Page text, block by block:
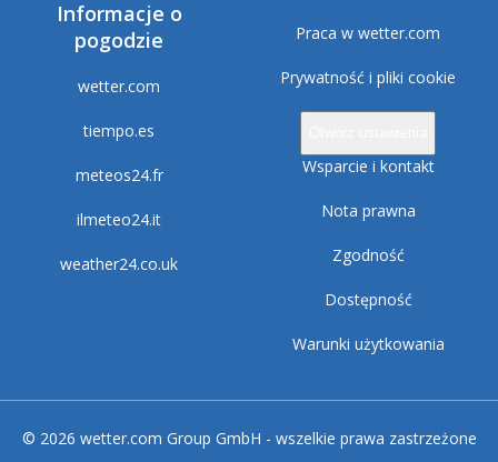
Informacje o
pogodzie
wetter.com
tiempo.es
meteos24.fr
ilmeteo24.it
weather24.co.uk
Praca w wetter.com
Prywatność i pliki cookie
Wsparcie i kontakt
Nota prawna
Zgodność
Dostępność
Warunki użytkowania
© 2026 wetter.com Group GmbH - wszelkie prawa zastrzeżone